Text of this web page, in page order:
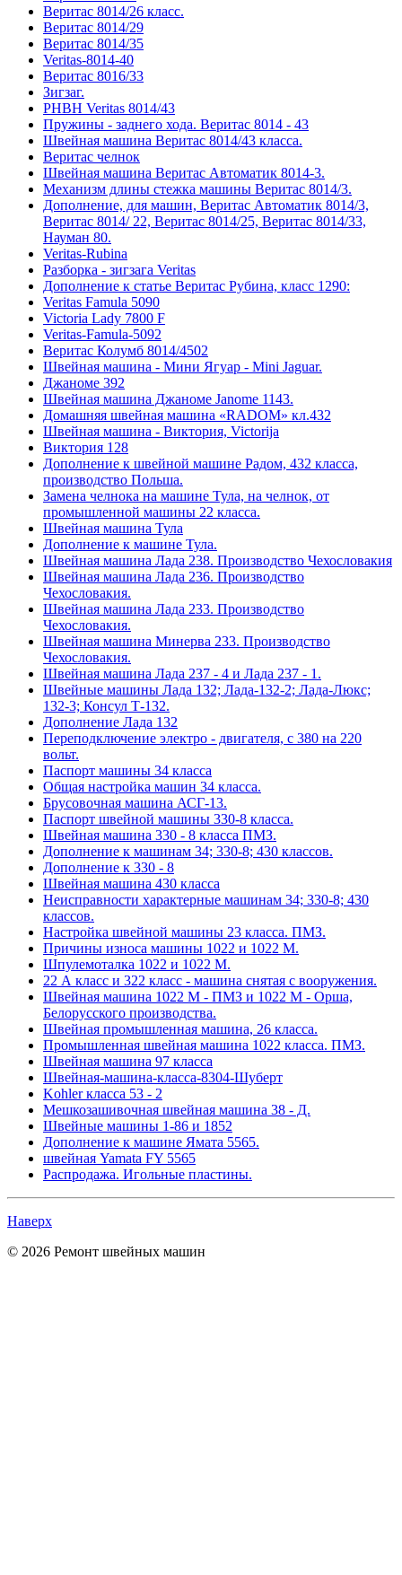
Веритас 8014/26 класс.
Веритас 8014/29
Веритас 8014/35
Veritas-8014-40
Веритас 8016/33
Зигзаг.
РНВН Veritas 8014/43
Пружины - заднего хода. Веритас 8014 - 43
Швейная машина Веритас 8014/43 класса.
Веритас челнок
Швейная машина Веритас Автоматик 8014-3.
Механизм длины стежка машины Веритас 8014/3.
Дополнение, для машин, Веритас Автоматик 8014/3,
Веритас 8014/ 22, Веритас 8014/25, Веритас 8014/33,
Науман 80.
Veritas-Rubina
Разборка - зигзага Veritas
Дополнение к статье Веритас Рубина, класс 1290:
Veritas Famula 5090
Victoria Lady 7800 F
Veritas-Famula-5092
Веритас Колумб 8014/4502
Швейная машина - Мини Ягуар - Mini Jaguar.
Джаноме 392
Швейная машина Джаноме Janome 1143.
Домашняя швейная машина «RADOM» кл.432
Швейная машина - Виктория, Victorija
Виктория 128
Дополнение к швейной машине Радом, 432 класса,
производство Польша.
Замена челнока на машине Тула, на челнок, от
промышленной машины 22 класса.
Швейная машина Тула
Дополнение к машине Тула.
Швейная машина Лада 238. Производство Чехословакия
Швейная машина Лада 236. Производство
Чехословакия.
Швейная машина Лада 233. Производство
Чехословакия.
Швейная машина Минерва 233. Производство
Чехословакия.
Швейная машина Лада 237 - 4 и Лада 237 - 1.
Швейные машины Лада 132; Лада-132-2; Лада-Люкс;
132-3; Консул Т-132.
Дополнение Лада 132
Переподключение электро - двигателя, с 380 на 220
вольт.
Паспорт машины 34 класса
Общая настройка машин 34 класса.
Брусовочная машина АСГ-13.
Паспорт швейной машины 330-8 класса.
Швейная машина 330 - 8 класса ПМЗ.
Дополнение к машинам 34; 330-8; 430 классов.
Дополнение к 330 - 8
Швейная машина 430 класса
Неисправности характерные машинам 34; 330-8; 430
классов.
Настройка швейной машины 23 класса. ПМЗ.
Причины износа машины 1022 и 1022 М.
Шпулемоталка 1022 и 1022 М.
22 А класс и 322 класс - машина снятая с вооружения.
Швейная машина 1022 М - ПМЗ и 1022 М - Орша,
Белорусского производства.
Швейная промышленная машина, 26 класса.
Промышленная швейная машина 1022 класса. ПМЗ.
Швейная машина 97 класса
Швейная-машина-класса-8304-Шуберт
Kohler класса 53 - 2
Мешкозашивочная швейная машина 38 - Д.
Швейные машины 1-86 и 1852
Дополнение к машине Ямата 5565.
швейная Yamata FY 5565
Распродажа. Игольные пластины.
Наверх
© 2026 Ремонт швейных машин